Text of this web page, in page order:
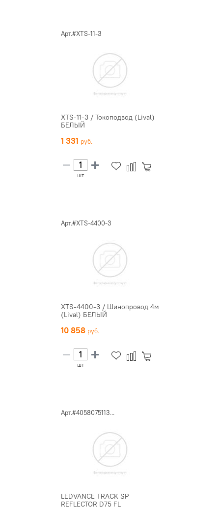
Арт.#XTS-11-3
XTS-11-3 / Токоподвод (Lival)
БЕЛЫЙ
1 331
шт
Арт.#XTS-4400-3
XTS-4400-3 / Шинопровод 4м
(Lival) БЕЛЫЙ
10 858
шт
Арт.#4058075113...
LEDVANCE TRACK SP
REFLECTOR D75 FL